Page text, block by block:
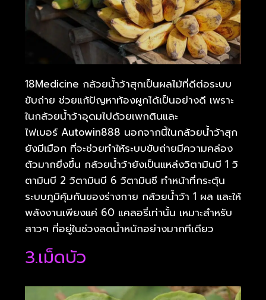
18Medicine กล้วยน้ำว้าสุกเป็นผลไม้ที่ดีต่อระบบ
ขับถ่าย ช่วยแก้ปัญหาท้องผูกได้เป็นอย่างดี เพราะ
ในกล้วยน้ำว้าอุดมไปด้วยเพกตินและ
ไฟเบอร์ Autowin888 นอกจากนี้ในกล้วยน้ำว้าสุก
ยังมีเมือก ที่จะช่วยทำให้ระบบขับถ่ายมีความคล่อง
ตัวมากยิ่งขึ้น กล้วยน้ำว้ายังเป็นแหล่งวิตามินบี 1 วิ
ตามินบี 2 วิตามินบี 6 วิตามินซี ทำหน้าที่กระตุ้น
ระบบภูมิคุ้มกันของร่างกาย กล้วยน้ำว้า 1 ผล และให้
พลังงานเพียงแค่ 60 แคลอรี่เท่านั้น เหมาะสำหรับ
สาวๆ ที่อยู่ในช่วงลดน้ำหนักอย่างมากทีเดียว
3.เม็ดบัว